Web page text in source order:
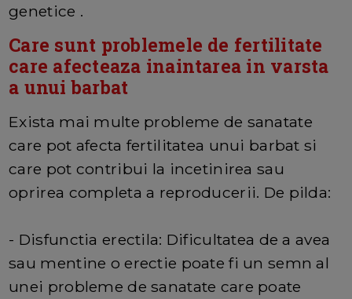
genetice .
Care sunt problemele de fertilitate
care afecteaza inaintarea in varsta
a unui barbat
Exista mai multe probleme de sanatate
care pot afecta fertilitatea unui barbat si
care pot contribui la incetinirea sau
oprirea completa a reproducerii. De pilda:
- Disfunctia erectila: Dificultatea de a avea
sau mentine o erectie poate fi un semn al
unei probleme de sanatate care poate